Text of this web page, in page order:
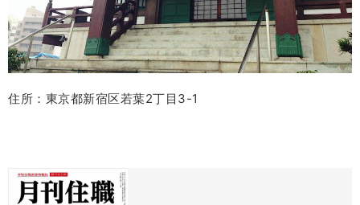
住所：東京都新宿区若葉2丁目 3-1